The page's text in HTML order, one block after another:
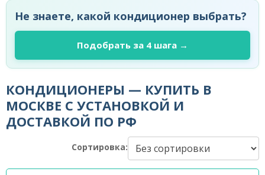
Не знаете, какой кондиционер выбрать?
Подобрать за 4 шага →
КОНДИЦИОНЕРЫ — КУПИТЬ В
МОСКВЕ С УСТАНОВКОЙ И
ДОСТАВКОЙ ПО РФ
Сортировка: